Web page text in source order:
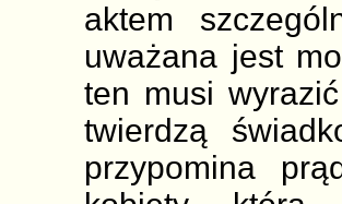
aktem
uważana jest
ten musi
twierdzą
przypomina